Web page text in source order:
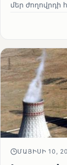
մեր ժողովրդի
ՄԱՅԻՍԻ 10,